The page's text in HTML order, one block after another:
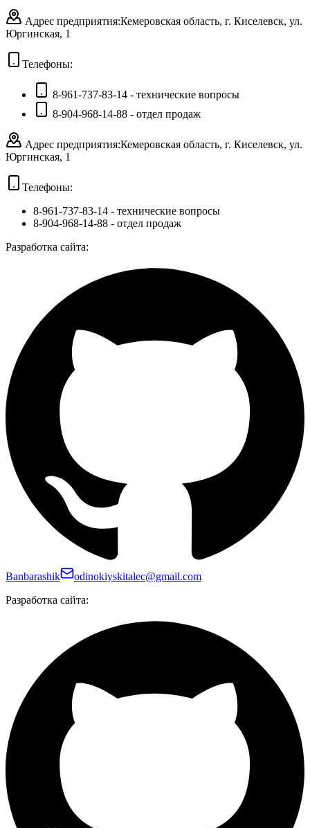
Адрес предприятия:Кемеровская область, г. Киселевск, ул.
Юргинская, 1
Телефоны:
8-961-737-83-14 - технические вопросы
8-904-968-14-88 - отдел продаж
Адрес предприятия:Кемеровская область, г. Киселевск, ул.
Юргинская, 1
Телефоны:
8-961-737-83-14 - технические вопросы
8-904-968-14-88 - отдел продаж
Разработка сайта:
Banbarashik
odinokiyskitalec@gmail.com
Разработка сайта: